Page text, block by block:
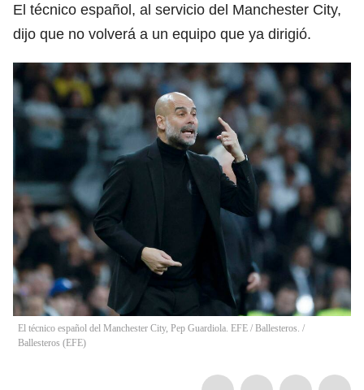
El técnico español, al servicio del Manchester City,
dijo que no volverá a un equipo que ya dirigió.
El técnico español del Manchester City, Pep Guardiola. EFE / Ballesteros. /
Ballesteros (EFE)